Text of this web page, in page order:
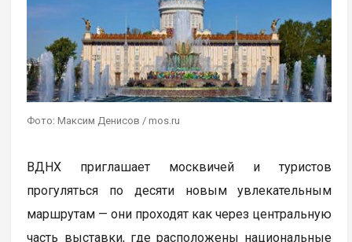
Фото: Максим Денисов / mos.ru
ВДНХ приглашает москвичей и туристов
прогуляться по десяти новым увлекательным
маршрутам — они проходят как через центральную
часть выставки, где расположены национальные